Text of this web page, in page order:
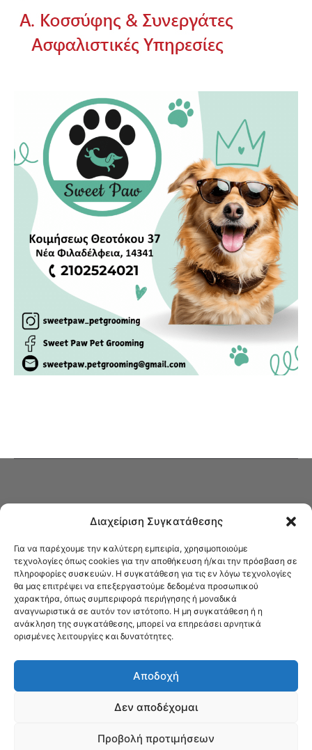
Διαχείριση Συγκατάθεσης
Για να παρέχουμε την καλύτερη εμπειρία, χρησιμοποιούμε
τεχνολογίες όπως cookies για την αποθήκευση ή/και την πρόσβαση σε
πληροφορίες συσκευών. Η συγκατάθεση για τις εν λόγω τεχνολογίες
θα μας επιτρέψει να επεξεργαστούμε δεδομένα προσωπικού
χαρακτήρα, όπως συμπεριφορά περιήγησης ή μοναδικά
αναγνωριστικά σε αυτόν τον ιστότοπο. Η μη συγκατάθεση ή η
ανάκληση της συγκατάθεσης, μπορεί να επηρεάσει αρνητικά
ορισμένες λειτουργίες και δυνατότητες.
Αποδοχή
Δεν αποδέχομαι
Προβολή προτιμήσεων
Στο Καφενείο θα βρείτε όλες τις ειδήσεις που αφορούν την Νέα
Φιλαδέλφεια και τη Νέα Χαλκηδόνα, καυτή αρθρογραφία, καθώς και
όλα τα νέα που σας αφορούν.